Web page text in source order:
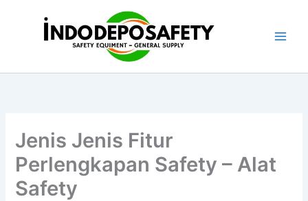
Jenis Jenis Fitur
Perlengkapan Safety – Alat
Safety